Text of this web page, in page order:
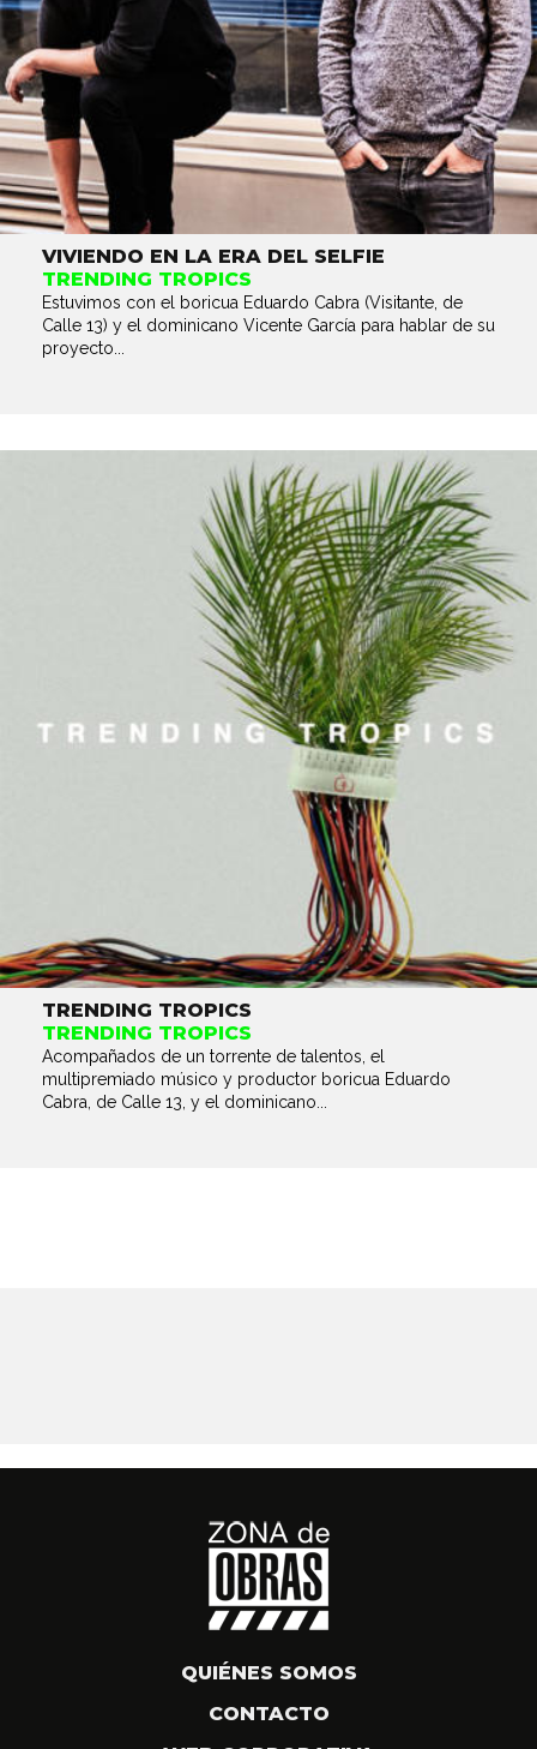
VIVIENDO EN LA ERA DEL SELFIE
TRENDING TROPICS
Estuvimos con el boricua Eduardo Cabra (Visitante, de
Calle 13) y el dominicano Vicente García para hablar de su
proyecto...
TRENDING TROPICS
TRENDING TROPICS
Acompañados de un torrente de talentos, el
multipremiado músico y productor boricua Eduardo
Cabra, de Calle 13, y el dominicano...
QUIÉNES SOMOS
CONTACTO